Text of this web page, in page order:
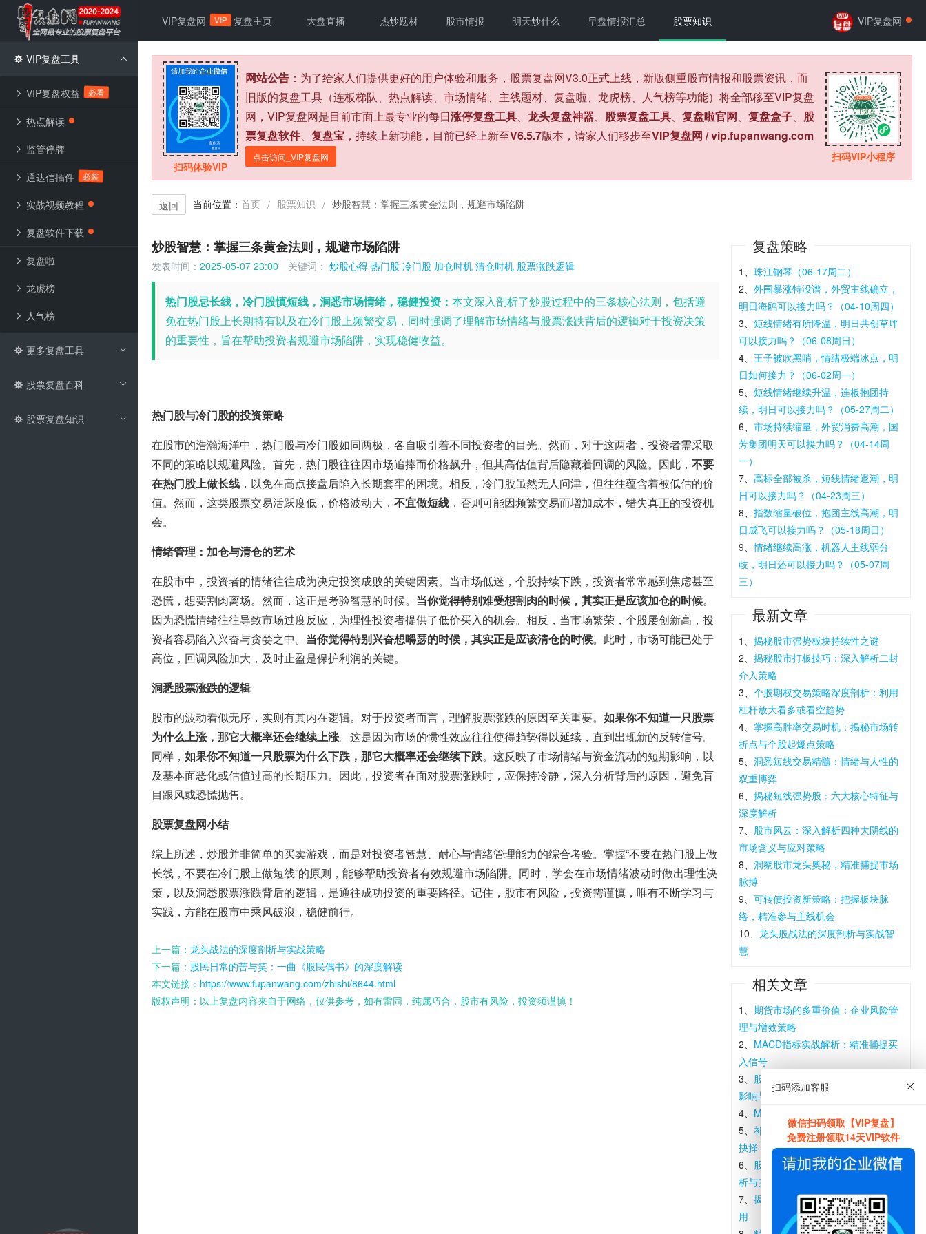
扫码体验VIP
网站公告 ：为了给家人们提供更好的用户体验和服务，股票复盘网V3.0正式上线，新版侧重股市情报和股票资讯，而
旧版的复盘工具（连板梯队、热点解读、市场情绪、主线题材、复盘啦、龙虎榜、人气榜等功能）将全部移至VIP复盘
网，VIP复盘网是目前市面上最专业的每日涨停复盘工具、 龙头复盘神器、 股票复盘工具、 复盘啦官网、 复盘盒子、 股
票复盘软件、 复盘宝 ，持续上新功能，目前已经上新至V6.5.7版本，请家人们移步至VIP复盘网 / vip.fupanwang.com
点击访问_VIP复盘网 扫码VIP小程序
返回 当前位置： 首页 / 股票知识 / 炒股智慧：掌握三条黄金法则，规避市场陷阱
炒股智慧：掌握三条黄金法则，规避市场陷阱
发表时间： 2025-05-07 23:00 关键词： 炒股心得 热门股 冷门股 加仓时机 清仓时机 股票涨跌逻辑
热门股忌长线，冷门股慎短线，洞悉市场情绪，稳健投资： 本文深入剖析了炒股过程中的三条核心法则，包括避
免在热门股上长期持有以及在冷门股上频繁交易，同时强调了理解市场情绪与股票涨跌背后的逻辑对于投资决策
的重要性，旨在帮助投资者规避市场陷阱，实现稳健收益。
热门股与冷门股的投资策略
在股市的浩瀚海洋中，热门股与冷门股如同两极，各自吸引着不同投资者的目光。然而，对于这两者，投资者需采取
不同的策略以规避风险。首先，热门股往往因市场追捧而价格飙升，但其高估值背后隐藏着回调的风险。因此， 不要
在热门股上做长线 ，以免在高点接盘后陷入长期套牢的困境。相反，冷门股虽然无人问津，但往往蕴含着被低估的价
值。然而，这类股票交易活跃度低，价格波动大， 不宜做短线 ，否则可能因频繁交易而增加成本，错失真正的投资机
会。
情绪管理：加仓与清仓的艺术
在股市中，投资者的情绪往往成为决定投资成败的关键因素。当市场低迷，个股持续下跌，投资者常常感到焦虑甚至
恐慌，想要割肉离场。然而，这正是考验智慧的时候。 当你觉得特别难受想割肉的时候，其实正是应该加仓的时候。
因为恐慌情绪往往导致市场过度反应，为理性投资者提供了低价买入的机会。相反，当市场繁荣，个股屡创新高，投
资者容易陷入兴奋与贪婪之中。 当你觉得特别兴奋想嘚瑟的时候，其实正是应该清仓的时候。此时，市场可能已处于
高位，回调风险加大，及时止盈是保护利润的关键。
洞悉股票涨跌的逻辑
股市的波动看似无序，实则有其内在逻辑。对于投资者而言，理解股票涨跌的原因至关重要。 如果你不知道一只股票
为什么上涨，那它大概率还会继续上涨。这是因为市场的惯性效应往往使得趋势得以延续，直到出现新的反转信号。
同样， 如果你不知道一只股票为什么下跌，那它大概率还会继续下跌。这反映了市场情绪与资金流动的短期影响，以
及基本面恶化或估值过高的长期压力。因此，投资者在面对股票涨跌时，应保持冷静，深入分析背后的原因，避免盲
目跟风或恐慌抛售。
股票复盘网小结
综上所述，炒股并非简单的买卖游戏，而是对投资者智慧、耐心与情绪管理能力的综合考验。掌握“不要在热门股上做
长线，不要在冷门股上做短线”的原则，能够帮助投资者有效规避市场陷阱。同时，学会在市场情绪波动时做出理性决
策，以及洞悉股票涨跌背后的逻辑，是通往成功投资的重要路径。记住，股市有风险，投资需谨慎，唯有不断学习与
实践，方能在股市中乘风破浪，稳健前行。
上一篇： 龙头战法的深度剖析与实战策略
下一篇： 股民日常的苦与笑：一曲《股民偶书》的深度解读
本文链接： https://www.fupanwang.com/zhishi/8644.html
版权声明：以上复盘内容来自于网络，仅供参考，如有雷同，纯属巧合，股市有风险，投资须谨慎！
复盘策略
1、珠江钢琴（06-17周二）
2、外围暴涨特没谱，外贸主线确立，
明日海鸥可以接力吗？（04-10周四）
3、短线情绪有所降温，明日共创草坪
可以接力吗？（06-08周日）
4、 王子被吹黑哨，情绪极端冰点，明
日如何接力？（06-02周一）
5、短线情绪继续升温，连板抱团持
续，明日可以接力吗？（05-27周二）
6、市场持续缩量，外贸消费高潮，国
芳集团明天可以接力吗？（04-14周
一）
7、高标全部被杀，短线情绪退潮，明
日可以接力吗？（04-23周三）
8、指数缩量破位，抱团主线高潮，明
日成飞可以接力吗？（05-18周日）
9、情绪继续高涨，机器人主线弱分
歧，明日还可以接力吗？（05-07周
三）
最新文章
1、揭秘股市强势板块持续性之谜
2、揭秘股市打板技巧：深入解析二封
介入策略
3、个股期权交易策略深度剖析：利用
杠杆放大看多或看空趋势
4、掌握高胜率交易时机：揭秘市场转
折点与个股起爆点策略
5、洞悉短线交易精髓：情绪与人性的
双重博弈
6、揭秘短线强势股：六大核心特征与
深度解析
7、 股市风云：深入解析四种大阴线的
市场含义与应对策略
8、洞察股市龙头奥秘，精准捕捉市场
脉搏
9、可转债投资新策略：把握板块脉
络，精准参与主线机会
10、龙头股战法的深度剖析与实战智
慧
相关文章
1、期货市场的多重价值：企业风险管
理与增效策略
2、 MACD指标实战解析：精准捕捉买
入信号
3、 股指期货交割日深度解析：规则、
影响与风险管理
4、 MACD指标实战应用全解析
5、补仓还是止损？七大策略助你明智
抉择
6、 股市智慧：十三条炒股铁律深度解
析与实战应用
7、揭秘打换手板的策略逻辑与市场应
用
VIP复盘网 VIP 复盘主页 大盘直播 热炒题材 股市情报 明天炒什么 早盘情报汇总 股票知识 VIP复盘网
VIP复盘工具
VIP复盘权益 必看
热点解读
监管停牌
通达信插件 必装
实战视频教程
复盘软件下载
复盘啦
龙虎榜
人气榜
更多复盘工具
股票复盘百科
股票复盘知识
扫码添加客服
微信扫码领取【VIP复盘】
免费注册领取14天VIP软件